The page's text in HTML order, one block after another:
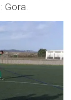
Gora.